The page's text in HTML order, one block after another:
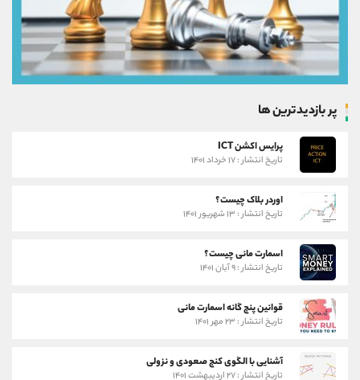
پر بازدیدترین ها
پرایس اکشن ICT
تاریخ انتشار : ۱۷ خرداد ۱۴۰۱
اوردر بلاک چیست؟
تاریخ انتشار : ۱۳ شهریور ۱۴۰۱
اسمارت مانی چیست؟
تاریخ انتشار : ۹ آبان ۱۴۰۱
قوانین پنج گانه اسمارت مانی
تاریخ انتشار : ۲۳ مهر ۱۴۰۱
آشنایی با الگوی کنج صعودی و نزولی
تاریخ انتشار : ۲۷ اردیبهشت ۱۴۰۱